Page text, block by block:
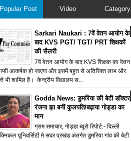
Popular Post Video Category
Sarkari Naukari : 7वें वेतन आयोग के
बाद KVS PGT/ TGT/ PRT शिक्षकों
की सैलरी
7वें वेतन आयोग के बाद KVS शिक्षक का वेतन
आकर्षक हो जाएगा और इसमें बहुत से अतिरिक्त लाभ और
भी शामिल हैं। केन्द्रीय विद्यालय स...
Godda News: डुमरिया की बेटी डॉक्टर
रंजना झा बनीं कुलपति/बढ़ाया गोड्डा का
मान
ग्राम समाचार, गोड्डा ब्यूरो रिपोर्ट:- दिल्ली
यूनिवर्सिटी मे सदर प्रखंड अंतर्गत डुमरिया गांव की बेटी